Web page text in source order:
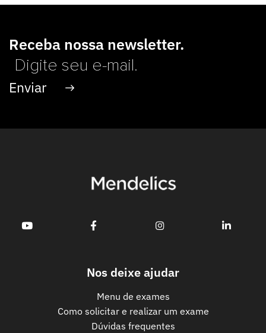
Receba nossa newsletter.
Nos deixe ajudar
Menu de exames
Como solicitar e realizar um exame
Dúvidas frequentes